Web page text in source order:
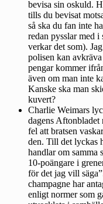
bevisa sin oskuld.
tills du bevisat
så ska du fan inte
redan pysslar med i
verkar det som).
polisen kan
pengar kommer
även om man inte
Kanske ska man
kuvert?
Charlie Weimars
dagens Aftonbladet
fel att bratsen
den. Till det lyckas
handlar om
10-poängare i
för det jag vill
champagne har
enligt normer som